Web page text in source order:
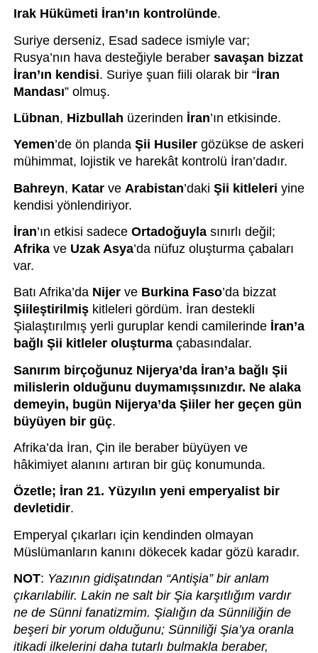
Irak Hükümeti İran’ın kontrolünde.
Suriye derseniz, Esad sadece ismiyle var;
Rusya’nın hava desteğiyle beraber savaşan bizzat
İran’ın kendisi. Suriye şuan fiili olarak bir “İran
Mandası” olmuş.
Lübnan, Hizbullah üzerinden İran’ın etkisinde.
Yemen’de ön planda Şii Husiler gözükse de askeri
mühimmat, lojistik ve harekât kontrolü İran’dadır.
Bahreyn, Katar ve Arabistan’daki Şii kitleleri yine
kendisi yönlendiriyor.
İran’ın etkisi sadece Ortadoğuyla
Afrika ve Uzak Asya’da nüfuz oluşturma çabaları
var.
Batı Afrika’da Nijer ve Burkina Faso
’da bizzat
Şiileştirilmiş kitleleri gördüm. İran destekli
Şialaştırılmış yerli guruplar kendi camilerinde İran’a
bağlı Şii kitleler oluşturma çabasındalar.
Sanırım birçoğunuz Nijerya’da İran’a bağlı Şii
milislerin olduğunu duymamışsınızdır. Ne alaka
demeyin, bugün Nijerya’da Şiiler her geçen gün
büyüyen bir güç.
Afrika’da İran, Çin ile beraber büyüyen ve
hâkimiyet alanını artıran bir güç konumunda.
Özetle; İran 21. Yüzyılın yeni emperyalist bir
devletidir.
Emperyal çıkarları için kendinden olmayan
Müslümanların kanını dökecek kadar gözü karadır.
NOT: Yazının gidişatından “Antişia” bir anlam
çıkarılabilir. Lakin ne salt bir Şia karşıtlığım vardır
ne de Sünni fanatizmim. Şialığın da Sünniliğin de
beşeri bir yorum olduğunu; Sünniliği Şia’ya oranla
itikadi ilkelerini daha tutarlı bulmakla beraber,